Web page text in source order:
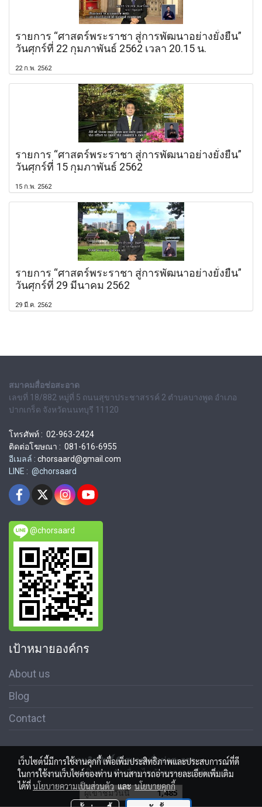
รายการ “ศาสตร์พระราชา สู่การพัฒนาอย่างยั่งยืน”
วันศุกร์ที่ 22 กุมภาพันธ์ 2562 เวลา 20.15 น.
22 ก.พ. 2562
รายการ “ศาสตร์พระราชา สู่การพัฒนาอย่างยั่งยืน”
วันศุกร์ที่ 15 กุมภาพันธ์ 2562
15 ก.พ. 2562
รายการ “ศาสตร์พระราชา สู่การพัฒนาอย่างยั่งยืน”
วันศุกร์ที่ 29 มีนาคม 2562
29 มี.ค. 2562
สมาคมสื่อช่อสะอาด
เลขที่ 18/882 หมู่ที่ 5 ถนนสุขาประชาสรรค์ 2 ตำบลบางพูด อำเภอ
ปากเกร็ด จังหวัดนนทบุรี 11120
โทรศัพท์ : 02-963-2424
ติดต่อโฆษณา : 081-616-6955
อีเมลล์ : chorsaard@gmail.com
LINE : @chorsaard
@chorsaard
เป้าหมายองค์กร
About us
Blog
Contact
สงวนลิขสิทธิ์ © สมาคมสื่อช่อสะอาด
นโนบายความเป็นส่วนตัว เงื่อนไขข้อตกลงการใช้บริการ
ผู้เข้าชมวันนี้ 1,485
เว็บไซต์นี้มีการใช้งานคุกกี้ เพื่อเพิ่มประสิทธิภาพและประสบการณ์ที่ดี
ในการใช้งานเว็บไซต์ของท่าน ท่านสามารถอ่านรายละเอียดเพิ่มเติม
ได้ที่นโยบายความเป็นส่วนตัวและนโยบายคุกกี้